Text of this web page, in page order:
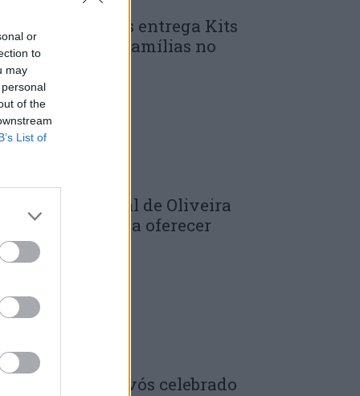
or
to
may
of the
List of
Município de Góis entrega Kits
às famílias no
do...
JULHO, 2026
Câmara Municipal de Oliveira
do Hospital volta a oferecer
de...
Penela: Dia dos Avós celebrado